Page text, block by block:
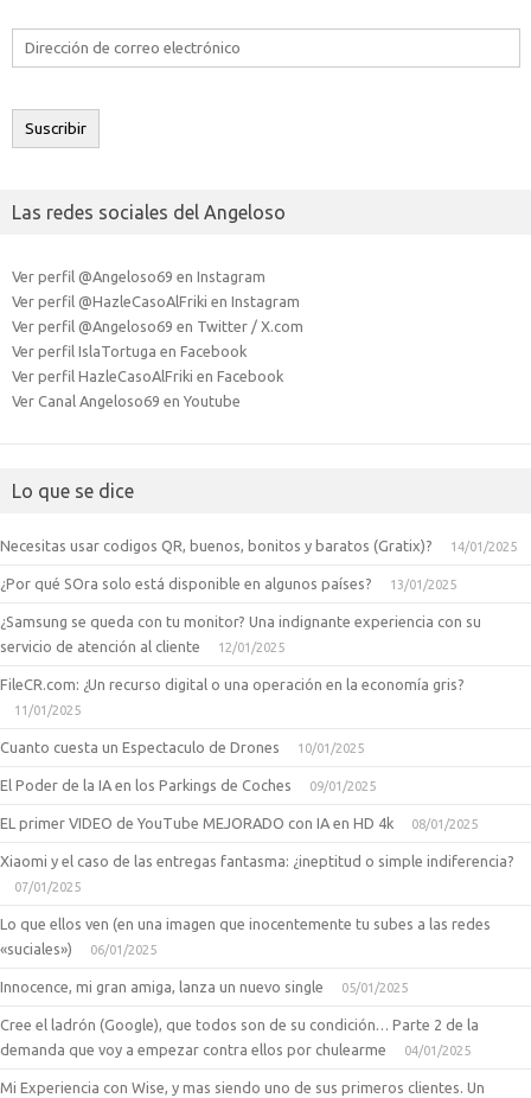
Dirección
electrónico
Suscribir
Las redes sociales del Angeloso
Ver perfil @Angeloso69 en Instagram
Ver perfil @HazleCasoAlFriki en Instagram
Ver perfil @Angeloso69 en Twitter / X.com
Ver perfil IslaTortuga en Facebook
Ver perfil HazleCasoAlFriki en Facebook
Ver Canal Angeloso69 en Youtube
Lo que se dice
Necesitas usar codigos QR, buenos, bonitos y baratos (Gratix)? 14/01/2025
¿Por qué SOra solo está disponible en algunos países? 13/01/2025
¿Samsung se queda con tu monitor? Una indignante experiencia con su
servicio de atención al cliente
12/01/2025
FileCR.com: ¿Un recurso digital o una operación en la economía gris?
11/01/2025
Cuanto cuesta un Espectaculo de Drones 10/01/2025
El Poder de la IA en los Parkings de Coches 09/01/2025
EL primer VIDEO de YouTube MEJORADO con IA en HD 4k 08/01/2025
Xiaomi y el caso de las entregas fantasma: ¿ineptitud o simple indiferencia?
07/01/2025
Lo que ellos ven (en una imagen que inocentemente tu subes a las redes
«suciales»)
06/01/2025
Innocence, mi gran amiga, lanza un nuevo single 05/01/2025
Cree el ladrón (Google), que todos son de su condición… Parte 2 de la
demanda que voy a empezar contra ellos por chulearme
04/01/2025
Mi Experiencia con Wise, y mas siendo uno de sus primeros clientes. Un